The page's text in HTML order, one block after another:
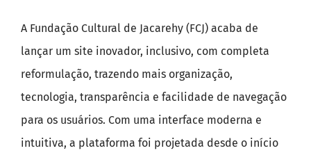
A Fundação Cultural de Jacarehy (FCJ) acaba de
lançar um site inovador, inclusivo, com completa
reformulação, trazendo mais organização,
tecnologia, transparência e facilidade de navegação
para os usuários. Com uma interface moderna e
intuitiva, a plataforma foi projetada desde o início